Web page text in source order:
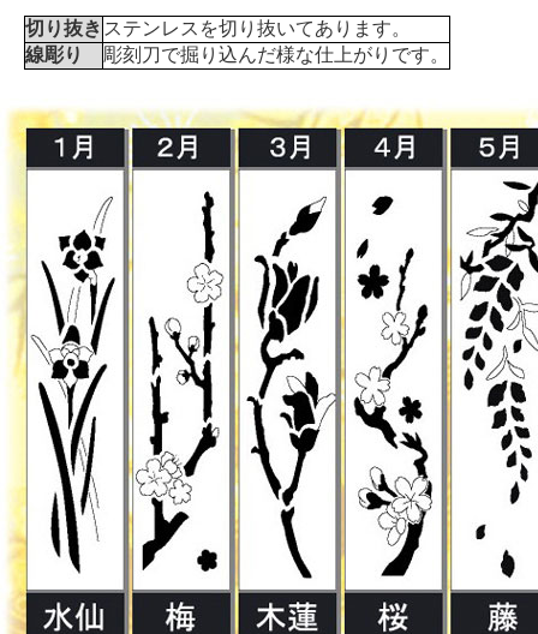
切り抜き ステンレスを切り抜いてあります。
線彫り
彫刻刀で掘り込んだ様な仕上がりです。